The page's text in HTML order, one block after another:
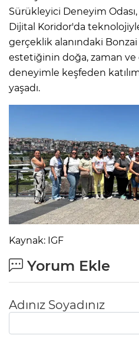
Sürükleyici Deneyim
Dijital Koridor'da
gerçeklik alanındaki
estetiğinin doğa, zaman ve
deneyimle keşfeden
yaşadı.
Kaynak: IGF
Yorum Ekle
Adınız Soyadınız